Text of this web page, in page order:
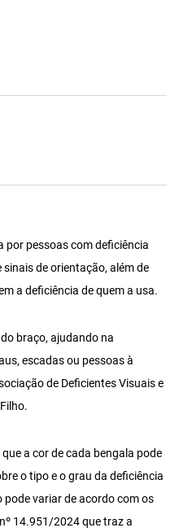
por pessoas com deficiência
de orientação, além de
a deficiência de quem a usa.
braço, ajudando na
escadas ou pessoas à
de Deficientes Visuais e
a cor de cada bengala pode
o tipo e o grau da deficiência
variar de acordo com os
14.951/2024 que traz a